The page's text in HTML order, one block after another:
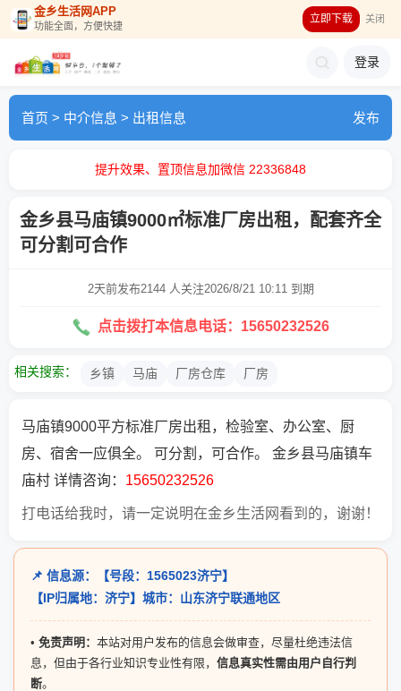
金乡生活网APP
功能全面，方便快捷
立即下载 关闭
登录
首页 > 中介信息 > 出租信息 发布
提升效果、置顶信息加微信 22336848
金乡县马庙镇9000㎡标准厂房出租，配套齐全
可分割可合作
2天前发布2144 人关注2026/8/21 10:11 到期
点击拨打本信息电话：15650232526
相关搜索： 乡镇 马庙 厂房仓库 厂房
马庙镇9000平方标准厂房出租，检验室、办公室、厨
房、宿舍一应俱全。 可分割，可合作。 金乡县马庙镇车
庙村 详情咨询： 15650232526
打电话给我时，请一定说明在金乡生活网看到的，谢谢！
📌 信息源：【号段：1565023济宁】
【IP归属地：济宁】城市：山东济宁联通地区
• 免责声明： 本站对用户发布的信息会做审查，尽量杜绝违法信
息，但由于各行业知识专业性有限， 信息真实性需由用户自行判
断。